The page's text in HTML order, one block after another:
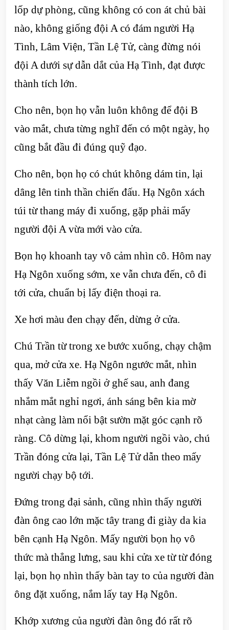
lốp dự phòng, cũng không có con át chủ bài
nào, không giống đội A có đám người Hạ
Tình, Lâm Viện, Tần Lệ Tử, càng đừng nói
đội A dưới sự dẫn dắt của Hạ Tình, đạt được
thành tích lớn.
Cho nên, bọn họ vẫn luôn không để đội B
vào mắt, chưa từng nghĩ đến có một ngày, họ
cũng bắt đầu đi đúng quỹ đạo.
Cho nên, bọn họ có chút không dám tin, lại
dâng lên tinh thần chiến đấu. Hạ Ngôn xách
túi từ thang máy đi xuống, gặp phải mấy
người đội A vừa mới vào cửa.
Bọn họ khoanh tay vô cảm nhìn cô. Hôm nay
Hạ Ngôn xuống sớm, xe vẫn chưa đến, cô đi
tới cửa, chuẩn bị lấy điện thoại ra.
Xe hơi màu đen chạy đến, dừng ở cửa.
Chú Trần từ trong xe bước xuống, chạy chậm
qua, mở cửa xe. Hạ Ngôn ngước mắt, nhìn
thấy Văn Liễm ngồi ở ghế sau, anh đang
nhắm mắt nghỉ ngơi, ánh sáng bên kia mờ
nhạt càng làm nổi bật sườn mặt góc cạnh rõ
ràng. Cô dừng lại, khom người ngồi vào, chú
Trần đóng cửa lại, Tần Lệ Tử dẫn theo mấy
người chạy bộ tới.
Đứng trong đại sảnh, cũng nhìn thấy người
đàn ông cao lớn mặc tây trang đi giày da kia
bên cạnh Hạ Ngôn. Mấy người bọn họ vô
thức mà thẳng lưng, sau khi cửa xe từ từ đóng
lại, bọn họ nhìn thấy bàn tay to của người đàn
ông đặt xuống, nắm lấy tay Hạ Ngôn.
Khớp xương của người đàn ông đó rất rõ